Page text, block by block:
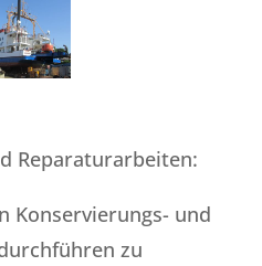
Reparaturarbeiten:
Konservierungs- und
zu